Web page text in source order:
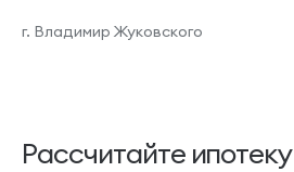
г. Владимир Жуковского
Рассчитайте ипотеку